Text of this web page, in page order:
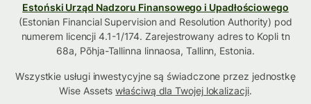
Estoński Urząd Nadzoru Finansowego i Upadłościowego
(Estonian Financial Supervision and Resolution Authority) pod
numerem licencji 4.1-1/174. Zarejestrowany adres to Kopli tn
68a, Põhja-Tallinna linnaosa, Tallinn, Estonia.
Wszystkie usługi inwestycyjne są świadczone przez jednostkę
Wise Assetswłaściwą dla Twojej lokalizacji.